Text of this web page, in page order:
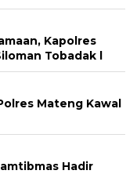
Kapolres
Tobadak l
Mateng Kawal
Hadir